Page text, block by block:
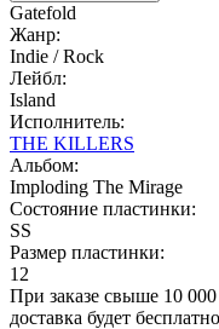
Gatefold
Жанр:
Indie / Rock
Лейбл:
Island
Исполнитель:
THE KILLERS
Альбом:
Imploding The Mirage
Состояние пластинки:
SS
Размер пластинки:
12
При заказе свыше 10 000
доставка будет